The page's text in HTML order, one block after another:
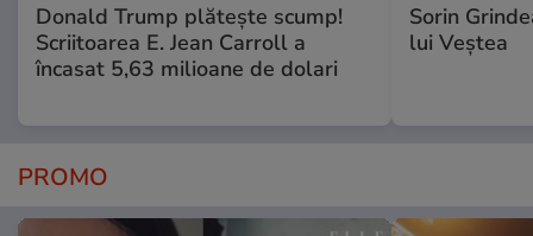
Donald Trump plătește scump!
Scriitoarea E. Jean Carroll a
încasat 5,63 milioane de dolari
Sorin
lui Veștea
PROMO